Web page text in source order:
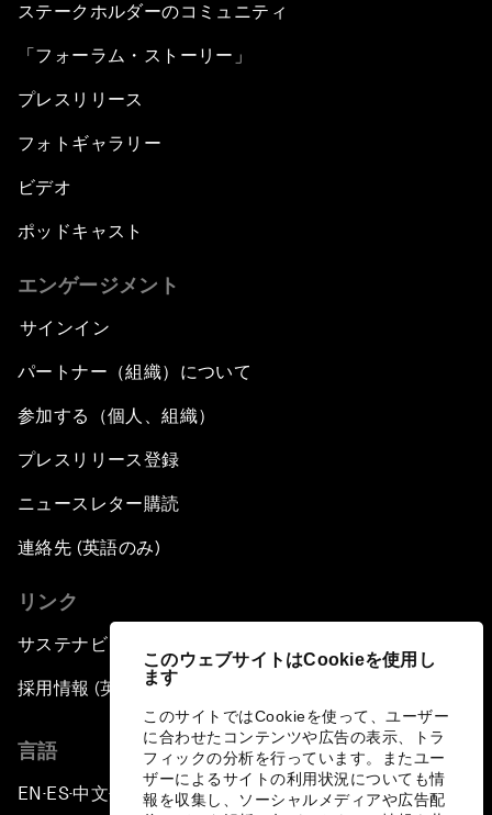
このウェブサイトはCookieを使用し
ます
このサイトではCookieを使って、ユーザー
に合わせたコンテンツや広告の表示、トラ
フィックの分析を行っています。またユー
ザーによるサイトの利用状況についても情
報を収集し、ソーシャルメディアや広告配
ステークホルダーのコミュニティ
「フォーラム・ストーリー」
プレスリリース
フォトギャラリー
ビデオ
ポッドキャスト
エンゲージメント
サインイン
パートナー（組織）について
参加する（個人、組織）
プレスリリース登録
ニュースレター購読
連絡先 (英語のみ)
リンク
サステナビリティへの取り組み
採用情報 (英語のみ)
言語
EN ▪ ES▪中文▪ 日本語